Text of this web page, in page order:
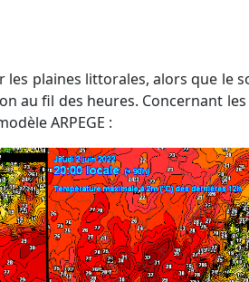
au fil des heures. Concernant
ARPEGE :